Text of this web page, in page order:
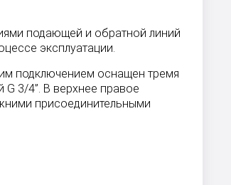
подающей и обратной линий
эксплуатации.
подключением оснащен тремя
3/4”. В верхнее правое
присоединительными